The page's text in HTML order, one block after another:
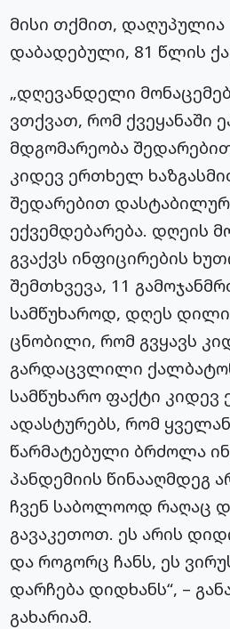
მისი თქმით, დაღუპულია
დაბადებული, 81 წლის
„დღევანდელი
ვთქვათ, რომ ქვეყანაში
მდგომარეობა
კიდევ ერთხელ
შედარებით
ექვემდებარება. დღეის
გვაქვს ინფიცირების
შემთხვევა, 11
სამწუხაროდ, დღეს
ცნობილი, რომ გვყავს
გარდაცვლილი
სამწუხარო ფაქტი
ადასტურებს, რომ
წარმატებული ბრძოლა
პანდემიის წინააღმდეგ
ჩვენ საბოლოოდ რაღაც
გავაკეთოთ. ეს არის
და როგორც ჩანს, ეს
დარჩება დიდხანს“, –
გახარიამ.